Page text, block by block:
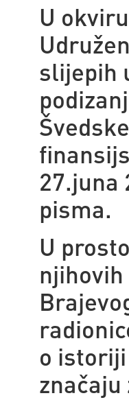
U
slijepih
27.juna
pisma.
U
o